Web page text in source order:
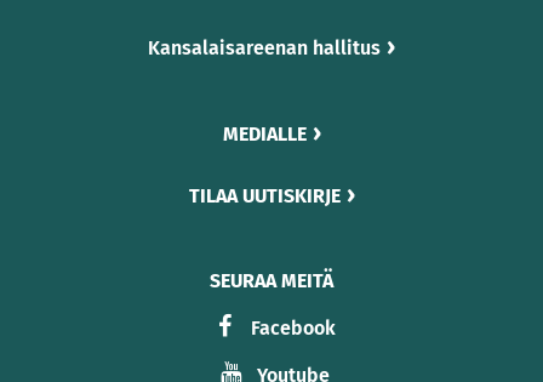
Kansalaisareenan hallitus
MEDIALLE
TILAA UUTISKIRJE
SEURAA MEITÄ
Facebook
Youtube